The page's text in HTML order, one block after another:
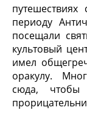
периоду
посещали
культовый
имел
оракулу.
сюда, чтобы